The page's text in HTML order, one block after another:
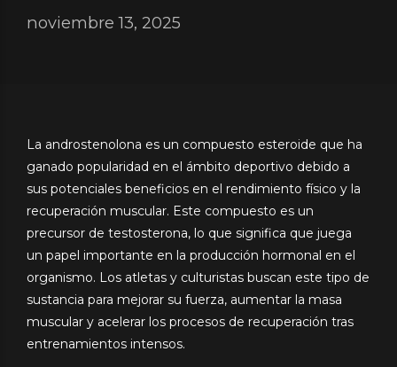
noviembre 13, 2025
La androstenolona es un compuesto esteroide que ha
ganado popularidad en el ámbito deportivo debido a
sus potenciales beneficios en el rendimiento físico y la
recuperación muscular. Este compuesto es un
precursor de testosterona, lo que significa que juega
un papel importante en la producción hormonal en el
organismo. Los atletas y culturistas buscan este tipo de
sustancia para mejorar su fuerza, aumentar la masa
muscular y acelerar los procesos de recuperación tras
entrenamientos intensos.